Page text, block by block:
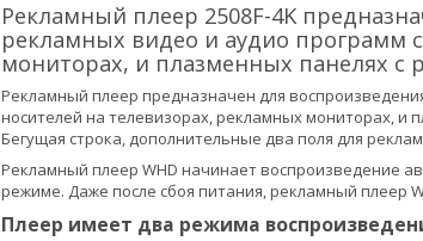
Рекламный плеер 2508F-4K
рекламных видео и аудио программ
мониторах, и плазменных панелях c
Рекламный плеер предназначен для
носителей на телевизорах, рекламных мониторах, и
Бегущая строка, дополнительные два поля для
Рекламный плеер WHD начинает воспроизведение
режиме. Даже после сбоя питания, рекламный плеер
Плеер имеет два режима